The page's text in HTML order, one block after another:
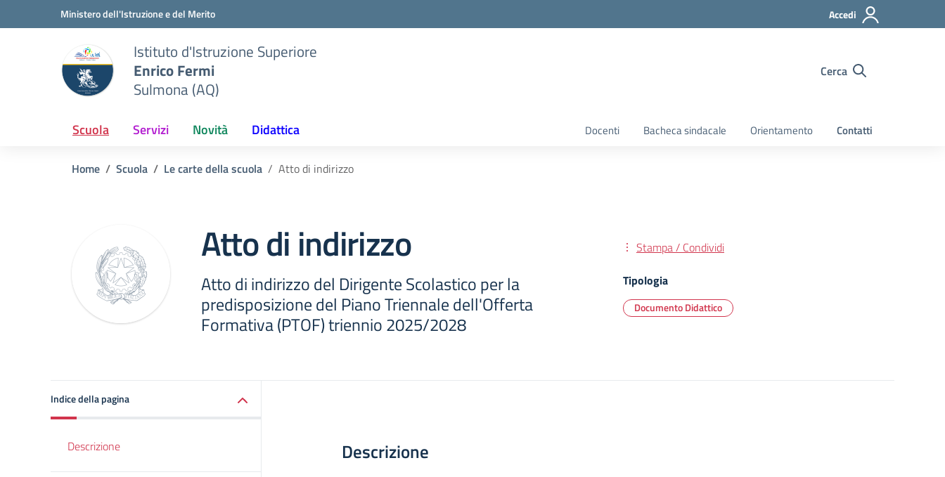
Vai ai contenuti
Vai al menu di navigazioneMinistero dell'Istruzione e del Merito Accedi
Istituto d'Istruzione Superiore
Enrico Fermi
Sulmona (AQ)
Cerca
Scuola Servizi Novità Didattica Docenti Bacheca sindacale Orientamento Contatti
Home Scuola Le carte della scuola Atto di indirizzo
Atto di indirizzo
Atto di indirizzo del Dirigente Scolastico per la
predisposizione del Piano Triennale dell'Offerta
Formativa (PTOF) triennio 2025/2028
Stampa / Condividi
Tipologia
Documento Didattico
Indice della pagina
Descrizione Descrizione